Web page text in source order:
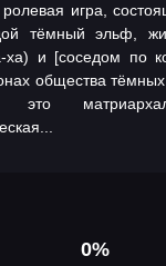
игра,
тёмный эльф,
ха) и [соседом по
общества
0%